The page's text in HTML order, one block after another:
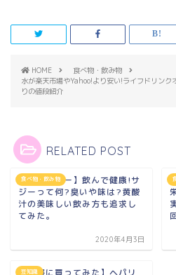
HOME
食べ物・飲み物
水が楽天市場やYahoo!より安い!ライフドリンク
りの値段紹介
RELATED POST
食べ物・飲み物
【豊潤サジー】飲んで健康!サ
ジーって何?臭いや味は?黄酸
汁の美味しい飲み方も追求し
てみた。
2020年4月3日
豆知識
【実際に買ってみた】ヘパリ